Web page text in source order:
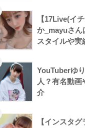
【17Live(イ
か_mayuさん
スタイルや実
YouTuberゆ
⼈？有名動
介
【インスタ